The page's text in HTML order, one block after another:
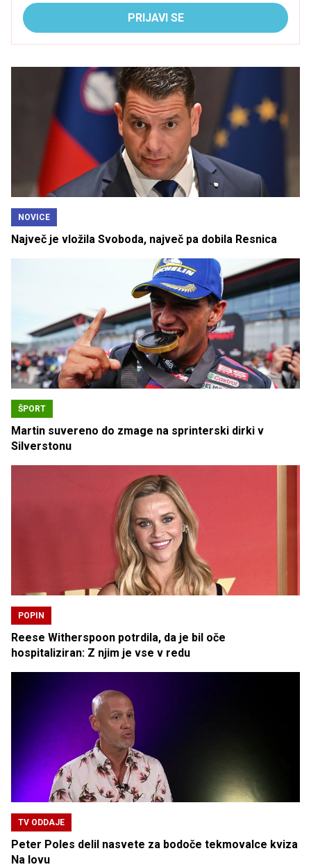
PRIJAVI SE
NOVICE
Največ je vložila Svoboda, največ pa dobila Resnica
ŠPORT
Martin suvereno do zmage na sprinterski dirki v
Silverstonu
POPIN
Reese Witherspoon potrdila, da je bil oče
hospitaliziran: Z njim je vse v redu
TV ODDAJE
Peter Poles delil nasvete za bodoče tekmovalce kviza
Na lovu